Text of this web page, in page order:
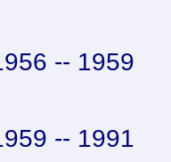
-- 1959
-- 1991